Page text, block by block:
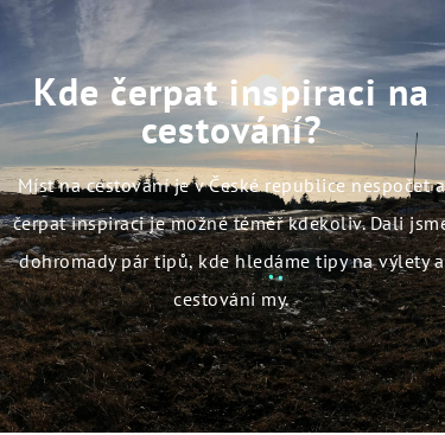
Kde čerpat inspiraci na
cestování?
Míst na cestování je v České republice nespočet a
čerpat inspiraci je možné téměř kdekoliv. Dali
dohromady pár tipů, kde hledáme tipy na výlety a
cestování my.